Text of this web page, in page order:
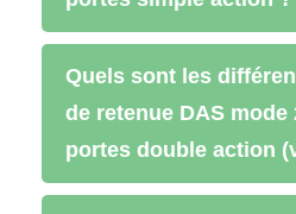
Quels sont les
de retenue DAS mode
portes double action